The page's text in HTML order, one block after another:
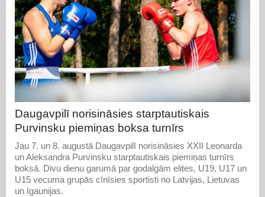
Daugavpilī norisināsies starptautiskais
Purvinsku piemiņas boksa turnīrs
Jau 7. un 8. augustā Daugavpilī norisināsies XXII Leonarda
un Aleksandra Purvinsku starptautiskais piemiņas turnīrs
boksā. Divu dienu garumā par godalgām elites, U19, U17 un
U15 vecuma grupās cīnīsies sportisti no Latvijas, Lietuvas
un Igaunijas.